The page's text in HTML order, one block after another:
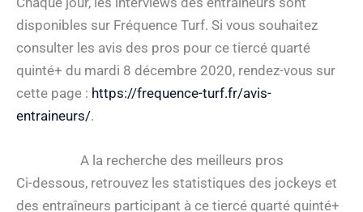
disponibles sur Fréquence Turf. Si vous souhaitez
consulter les avis des pros pour ce tiercé quarté
quinté+ du mardi 8 décembre 2020, rendez-vous sur
cette page : https://frequence-turf.fr/avis-
entraineurs/.
A la recherche des meilleurs pros
Ci-dessous, retrouvez les statistiques des jockeys et
des entraîneurs participant à ce tiercé quarté quinté+